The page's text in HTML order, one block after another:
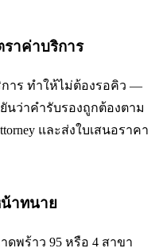
าค่าบริการ
การ ทำให้ไม่ต้องรอคิว —
นว่าคำรับรองถูกต้องตาม
และส่งใบเสนอราคา
น้าทนาย
พร้าว 95 หรือ 4 สาขา